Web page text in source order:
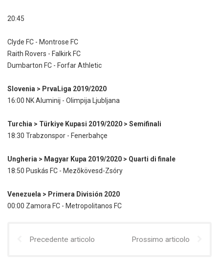
20:45
Clyde FC - Montrose FC
Raith Rovers - Falkirk FC
Dumbarton FC - Forfar Athletic
Slovenia > PrvaLiga 2019/2020
16:00 NK Aluminij - Olimpija Ljubljana
Turchia > Türkiye Kupasi 2019/2020 > Semifinali
18:30 Trabzonspor - Fenerbahçe
Ungheria > Magyar Kupa 2019/2020 > Quarti di finale
18:50 Puskás FC - Mezõkövesd-Zsóry
Venezuela > Primera División 2020
00:00 Zamora FC - Metropolitanos FC
Precedente articolo Prossimo articolo